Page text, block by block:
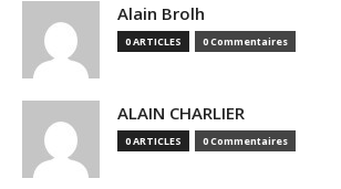
Alain Brolh
0 ARTICLES 0 Commentaires
ALAIN CHARLIER
0 ARTICLES 0 Commentaires